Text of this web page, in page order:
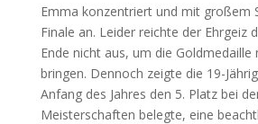
Emma konzentriert und mit großem
Finale an. Leider reichte der Ehrgeiz
Ende nicht aus, um die Goldmedaille
bringen. Dennoch zeigte die 19-
Anfang des Jahres den 5. Platz bei
Meisterschaften belegte, eine